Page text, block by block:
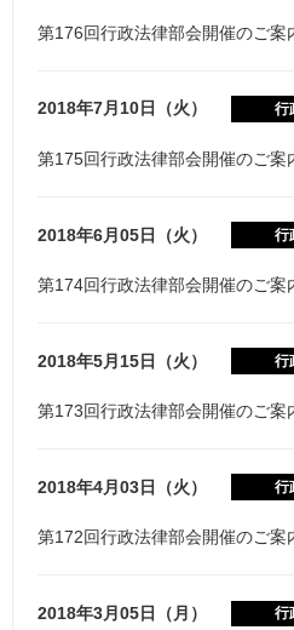
第176回行政法律部会開催のご案
2018年7月10日（火） 行
第175回行政法律部会開催のご案
2018年6月05日（火） 行
第174回行政法律部会開催のご案
2018年5月15日（火） 行
第173回行政法律部会開催のご案
2018年4月03日（火） 行
第172回行政法律部会開催のご案
2018年3月05日（月） 行